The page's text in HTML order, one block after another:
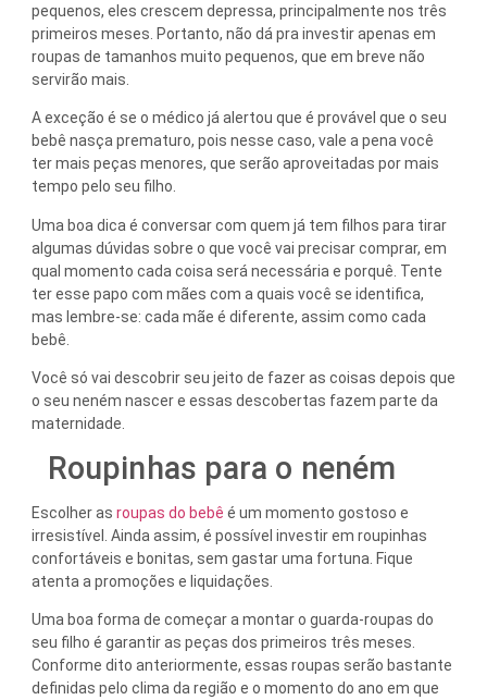
pequenos, eles crescem depressa, principalmente nos três
primeiros meses. Portanto, não dá pra investir apenas em
roupas de tamanhos muito pequenos, que em breve não
servirão mais.
A exceção é se o médico já alertou que é provável que o seu
bebê nasça prematuro, pois nesse caso, vale a pena você
ter mais peças menores, que serão aproveitadas por mais
tempo pelo seu filho.
Uma boa dica é conversar com quem já tem filhos para tirar
algumas dúvidas sobre o que você vai precisar comprar, em
qual momento cada coisa será necessária e porquê. Tente
ter esse papo com mães com a quais você se identifica,
mas lembre-se: cada mãe é diferente, assim como cada
bebê.
Você só vai descobrir seu jeito de fazer as coisas depois que
o seu neném nascer e essas descobertas fazem parte da
maternidade.
Roupinhas para o neném
Escolher as roupas do bebê é um momento gostoso e
irresistível. Ainda assim, é possível investir em roupinhas
confortáveis e bonitas, sem gastar uma fortuna. Fique
atenta a promoções e liquidações.
Uma boa forma de começar a montar o guarda-roupas do
seu filho é garantir as peças dos primeiros três meses.
Conforme dito anteriormente, essas roupas serão bastante
definidas pelo clima da região e o momento do ano em que